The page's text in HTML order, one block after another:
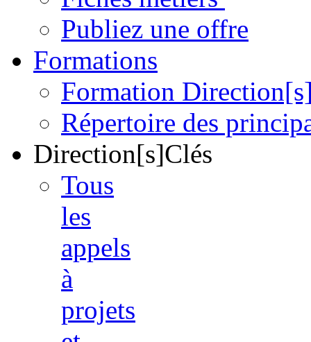
Publiez une offre
Formations
Formation
Répertoire des
Direction[s]Clés
Tous
les
appels
à
projets